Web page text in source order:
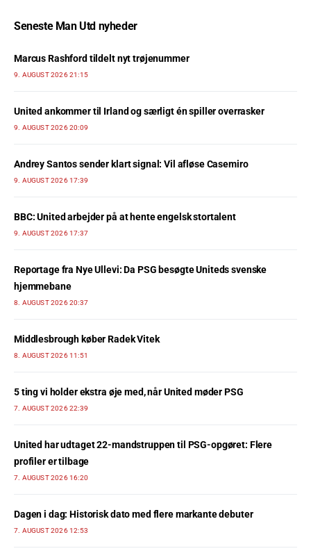
Seneste Man Utd nyheder
Marcus Rashford tildelt nyt trøjenummer
9. AUGUST 2026 21:15
United ankommer til Irland og særligt én spiller overrasker
9. AUGUST 2026 20:09
Andrey Santos sender klart signal: Vil afløse Casemiro
9. AUGUST 2026 17:39
BBC: United arbejder på at hente engelsk stortalent
9. AUGUST 2026 17:37
Reportage fra Nye Ullevi: Da PSG besøgte Uniteds svenske
hjemmebane
8. AUGUST 2026 20:37
Middlesbrough køber Radek Vitek
8. AUGUST 2026 11:51
5 ting vi holder ekstra øje med, når United møder PSG
7. AUGUST 2026 22:39
United har udtaget 22-mandstruppen til PSG-opgøret: Flere
profiler er tilbage
7. AUGUST 2026 16:20
Dagen i dag: Historisk dato med flere markante debuter
7. AUGUST 2026 12:53